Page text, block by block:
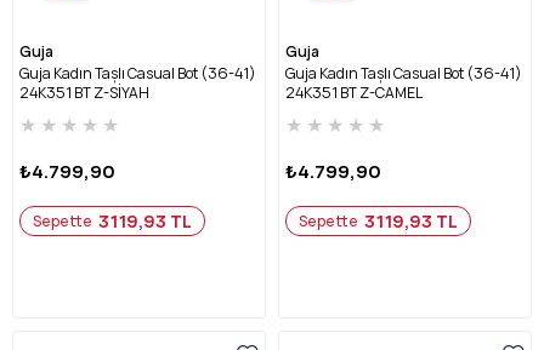
Guja
Guja Kadın Taşlı Casual Bot (36-41)
24K351 BT Z-SİYAH
★ ★ ★ ★ ★
₺4.799,90
Sepette 3119,93 TL
Guja
Guja Kadın Taşlı Casual Bot (36-41)
24K351 BT Z-CAMEL
★ ★ ★ ★ ★
₺4.799,90
Sepette 3119,93 TL